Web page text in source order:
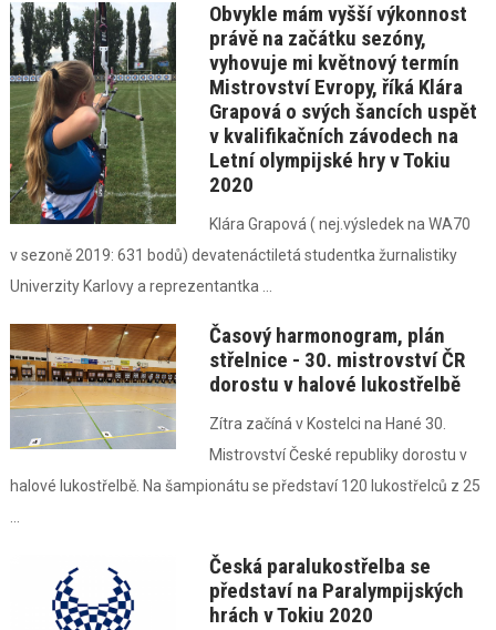
Obvykle mám vyšší výkonnost
právě na začátku sezóny,
vyhovuje mi květnový termín
Mistrovství Evropy, říká Klára
Grapová o svých šancích uspět
v kvalifikačních závodech na
Letní olympijské hry v Tokiu
2020
Klára Grapová ( nej.výsledek na WA70
v sezoně 2019: 631 bodů) devatenáctiletá studentka žurnalistiky
Univerzity Karlovy a reprezentantka ...
Časový harmonogram, plán
střelnice - 30. mistrovství ČR
dorostu v halové lukostřelbě
Zítra začíná v Kostelci na Hané 30.
Mistrovství České republiky dorostu v
halové lukostřelbě. Na šampionátu se představí 120 lukostřelců z 25
Česká paralukostřelba se
představí na Paralympijských
hrách v Tokiu 2020